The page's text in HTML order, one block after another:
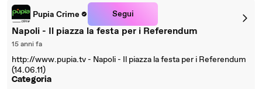
Pupia Crime Segui
Napoli - Il piazza la festa per i Referendum
15 anni fa
http://www.pupia.tv - Napoli - Il piazza la festa per i Referendum
(14.06.11)
Categoria